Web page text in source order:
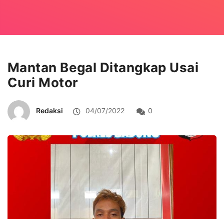
Mantan Begal Ditangkap Usai
Curi Motor
Redaksi 04/07/2022 0